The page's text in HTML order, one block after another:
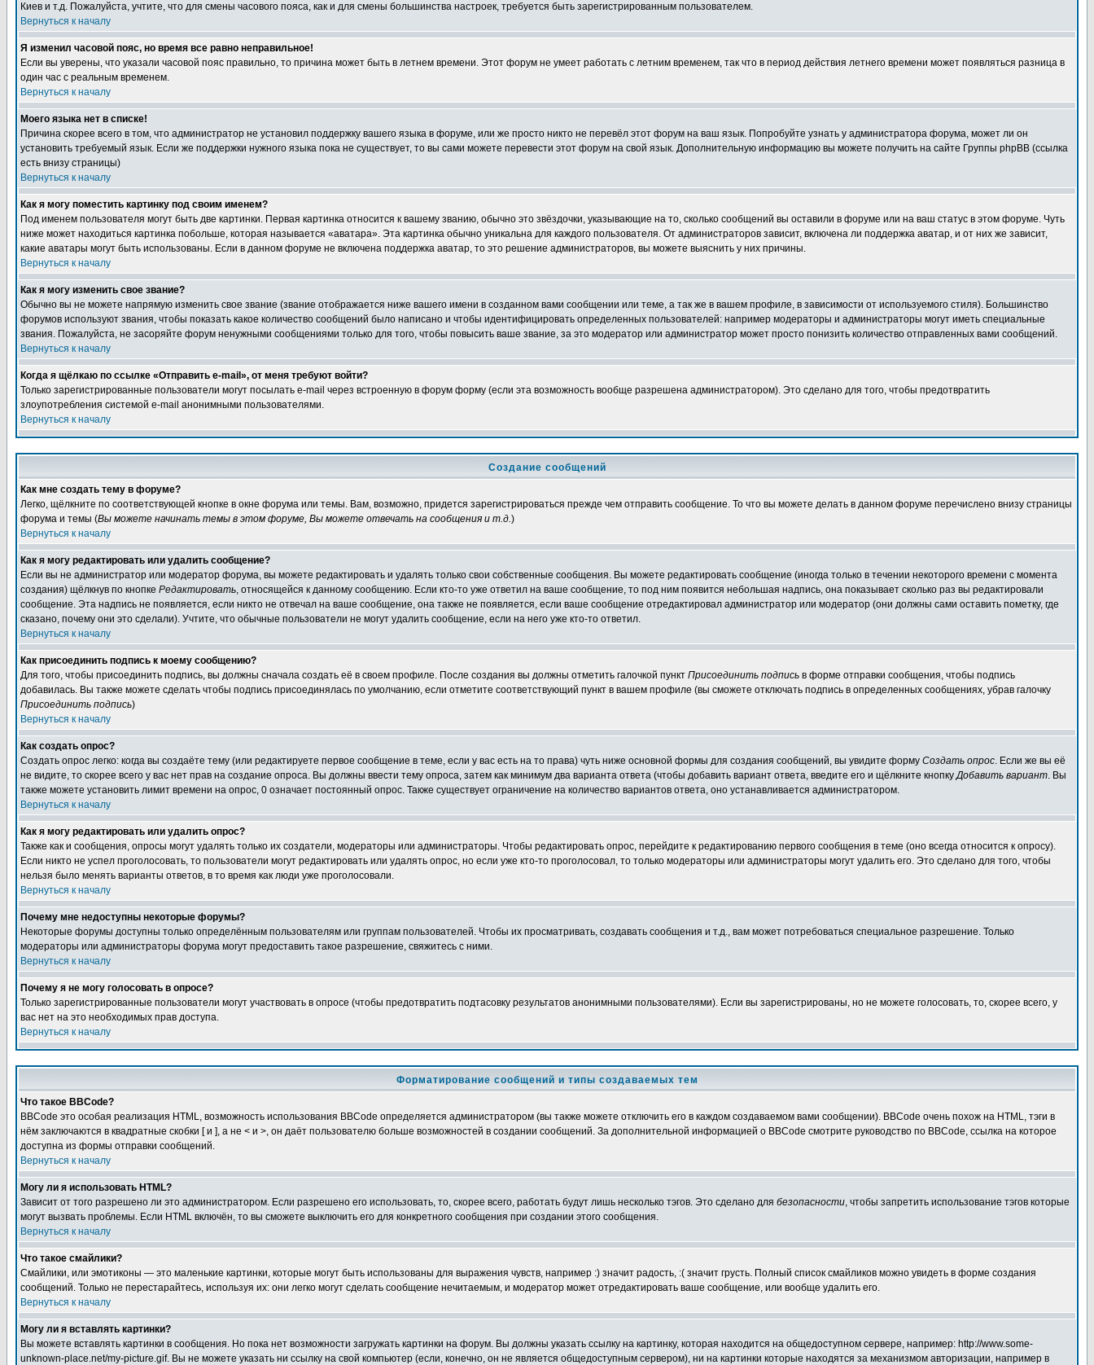
Киев и т.д. Пожалуйста, учтите, что для смены часового пояса, как и для смены большинства настроек, требуется быть зарегистрированным пользователем.
Вернуться к началу
Я изменил часовой пояс, но время все равно неправильное!
Если вы уверены, что указали часовой пояс правильно, то причина может быть в летнем времени. Этот форум не умеет работать с летним временем, так что в период действия летнего времени может появляться разница в
один час с реальным временем.
Вернуться к началу
Моего языка нет в списке!
Причина скорее всего в том, что администратор не установил поддержку вашего языка в форуме, или же просто никто не перевёл этот форум на ваш язык. Попробуйте узнать у администратора форума, может ли он
установить требуемый язык. Если же поддержки нужного языка пока не существует, то вы сами можете перевести этот форум на свой язык. Дополнительную информацию вы можете получить на сайте Группы phpBB (ссылка
есть внизу страницы)
Вернуться к началу
Как я могу поместить картинку под своим именем?
Под именем пользователя могут быть две картинки. Первая картинка относится к вашему званию, обычно это звёздочки, указывающие на то, сколько сообщений вы оставили в форуме или на ваш статус в этом форуме. Чуть
ниже может находиться картинка побольше, которая называется «аватара». Эта картинка обычно уникальна для каждого пользователя. От администраторов зависит, включена ли поддержка аватар, и от них же зависит,
какие аватары могут быть использованы. Если в данном форуме не включена поддержка аватар, то это решение администраторов, вы можете выяснить у них причины.
Вернуться к началу
Как я могу изменить свое звание?
Обычно вы не можете напрямую изменить свое звание (звание отображается ниже вашего имени в созданном вами сообщении или теме, а так же в вашем профиле, в зависимости от используемого стиля). Большинство
форумов используют звания, чтобы показать какое количество сообщений было написано и чтобы идентифицировать определенных пользователей: например модераторы и администраторы могут иметь специальные
звания. Пожалуйста, не засоряйте форум ненужными сообщениями только для того, чтобы повысить ваше звание, за это модератор или администратор может просто понизить количество отправленных вами сообщений.
Вернуться к началу
Когда я щёлкаю по ссылке «Отправить e-mail», от меня требуют войти?
Только зарегистрированные пользователи могут посылать e-mail через встроенную в форум форму (если эта возможность вообще разрешена администратором). Это сделано для того, чтобы предотвратить
злоупотребления системой e-mail анонимными пользователями.
Вернуться к началу
Создание сообщений
Как мне создать тему в форуме?
Легко, щёлкните по соответствующей кнопке в окне форума или темы. Вам, возможно, придется зарегистрироваться прежде чем отправить сообщение. То что вы можете делать в данном форуме перечислено внизу страницы
форума и темы (Вы можете начинать темы в этом форуме, Вы можете отвечать на сообщения и т.д.)
Вернуться к началу
Как я могу редактировать или удалить сообщение?
Если вы не администратор или модератор форума, вы можете редактировать и удалять только свои собственные сообщения. Вы можете редактировать сообщение (иногда только в течении некоторого времени с момента
создания) щёлкнув по кнопке Редактировать, относящейся к данному сообщению. Если кто-то уже ответил на ваше сообщение, то под ним появится небольшая надпись, она показывает сколько раз вы редактировали
сообщение. Эта надпись не появляется, если никто не отвечал на ваше сообщение, она также не появляется, если ваше сообщение отредактировал администратор или модератор (они должны сами оставить пометку, где
сказано, почему они это сделали). Учтите, что обычные пользователи не могут удалить сообщение, если на него уже кто-то ответил.
Вернуться к началу
Как присоединить подпись к моему сообщению?
Для того, чтобы присоединить подпись, вы должны сначала создать её в своем профиле. После создания вы должны отметить галочкой пункт Присоединить подпись в форме отправки сообщения, чтобы подпись
добавилась. Вы также можете сделать чтобы подпись присоединялась по умолчанию, если отметите соответствующий пункт в вашем профиле (вы сможете отключать подпись в определенных сообщениях, убрав галочку
Присоединить подпись)
Вернуться к началу
Как создать опрос?
Создать опрос легко: когда вы создаёте тему (или редактируете первое сообщение в теме, если у вас есть на то права) чуть ниже основной формы для создания сообщений, вы увидите форму Создать опрос. Если же вы её
не видите, то скорее всего у вас нет прав на создание опроса. Вы должны ввести тему опроса, затем как минимум два варианта ответа (чтобы добавить вариант ответа, введите его и щёлкните кнопкуДобавить вариант. Вы
также можете установить лимит времени на опрос, 0 означает постоянный опрос. Также существует ограничение на количество вариантов ответа, оно устанавливается администратором.
Вернуться к началу
Как я могу редактировать или удалить опрос?
Также как и сообщения, опросы могут удалять только их создатели, модераторы или администраторы. Чтобы редактировать опрос, перейдите к редактированию первого сообщения в теме (оно всегда относится к опросу).
Если никто не успел проголосовать, то пользователи могут редактировать или удалять опрос, но если уже кто-то проголосовал, то только модераторы или администраторы могут удалить его. Это сделано для того, чтобы
нельзя было менять варианты ответов, в то время как люди уже проголосовали.
Вернуться к началу
Почему мне недоступны некоторые форумы?
Некоторые форумы доступны только определённым пользователям или группам пользователей. Чтобы их просматривать, создавать сообщения и т.д., вам может потребоваться специальное разрешение. Только
модераторы или администраторы форума могут предоставить такое разрешение, свяжитесь с ними.
Вернуться к началу
Почему я не могу голосовать в опросе?
Только зарегистрированные пользователи могут участвовать в опросе (чтобы предотвратить подтасовку результатов анонимными пользователями). Если вы зарегистрированы, но не можете голосовать, то, скорее всего, у
вас нет на это необходимых прав доступа.
Вернуться к началу
Форматирование сообщений и типы создаваемых тем
Что такое BBCode?
BBCode это особая реализация HTML, возможность использования BBCode определяется администратором (вы также можете отключить его в каждом создаваемом вами сообщении). BBCode очень похож на HTML, тэги в
нём заключаются в квадратные скобки [ и ], а не < и >, он даёт пользователю больше возможностей в создании сообщений. За дополнительной информацией о BBCode смотрите руководство по BBCode, ссылка на которое
доступна из формы отправки сообщений.
Вернуться к началу
Могу ли я использовать HTML?
Зависит от того разрешено ли это администратором. Если разрешено его использовать, то, скорее всего, работать будут лишь несколько тэгов. Это сделано для безопасности, чтобы запретить использование тэгов которые
могут вызвать проблемы. Если HTML включён, то вы сможете выключить его для конкретного сообщения при создании этого сообщения.
Вернуться к началу
Что такое смайлики?
Смайлики, или эмотиконы — это маленькие картинки, которые могут быть использованы для выражения чувств, например :) значит радость, :( значит грусть. Полный список смайликов можно увидеть в форме создания
сообщений. Только не перестарайтесь, используя их: они легко могут сделать сообщение нечитаемым, и модератор может отредактировать ваше сообщение, или вообще удалить его.
Вернуться к началу
Могу ли я вставлять картинки?
Вы можете вставлять картинки в сообщения. Но пока нет возможности загружать картинки на форум. Вы должны указать ссылку на картинку, которая находится на общедоступном сервере, например: http://www.some-
unknown-place.net/my-picture.gif. Вы не можете указать ни ссылку на свой компьютер (если, конечно, он не является общедоступным сервером), ни на картинки которые находятся за механизмом авторизации, например в